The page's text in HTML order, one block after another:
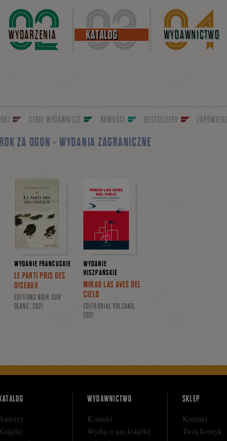
WYDARZENIA KATALOG WYDAWNICTWO
SERIE WYDAWNICZE NOWOŚCI BESTSELLERY ZAPOWIEDZI
ZA OGON - WYDANIA ZAGRANICZNE
WYDANIE FRANCUSKIE
LE PARTI PRIS DES
OISEAUX
EDITIONS NOIR SUR
BLANC, 2021
WYDANIE
HISZPAŃSKIE
MIRAD LAS AVES DEL
CIELO
EDITRORIAL VOLCANO,
2021
KATALOG
Autorzy
WYDAWNICTWO
Kontakt
Wydaj u nas książkę
SKLEP
Kontakt
Twój koszyk